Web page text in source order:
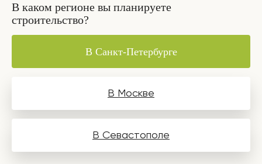
В каком регионе вы планируете
строительство?
В Санкт-Петербурге
В Москве
В Севастополе